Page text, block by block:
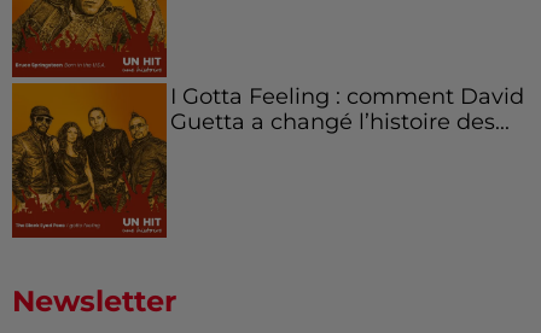
I Gotta Feeling : comment David
Guetta a changé l’histoire des...
Newsletter